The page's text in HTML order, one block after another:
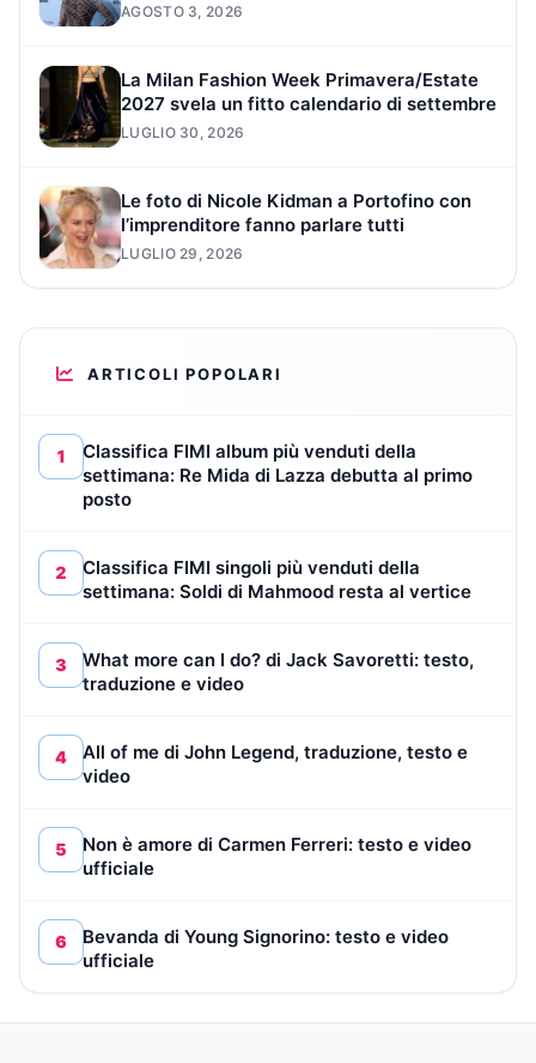
AGOSTO 3, 2026
La Milan Fashion Week Primavera/Estate
2027 svela un fitto calendario di settembre
LUGLIO 30, 2026
Le foto di Nicole Kidman a Portofino con
l’imprenditore fanno parlare tutti
LUGLIO 29, 2026
ARTICOLI POPOLARI
1
Classifica FIMI album più venduti della
settimana: Re Mida di Lazza debutta al primo
posto
2
Classifica FIMI singoli più venduti della
settimana: Soldi di Mahmood resta al vertice
3
What more can I do? di Jack Savoretti: testo,
traduzione e video
4
All of me di John Legend, traduzione, testo e
video
5
Non è amore di Carmen Ferreri: testo e video
ufficiale
6
Bevanda di Young Signorino: testo e video
ufficiale